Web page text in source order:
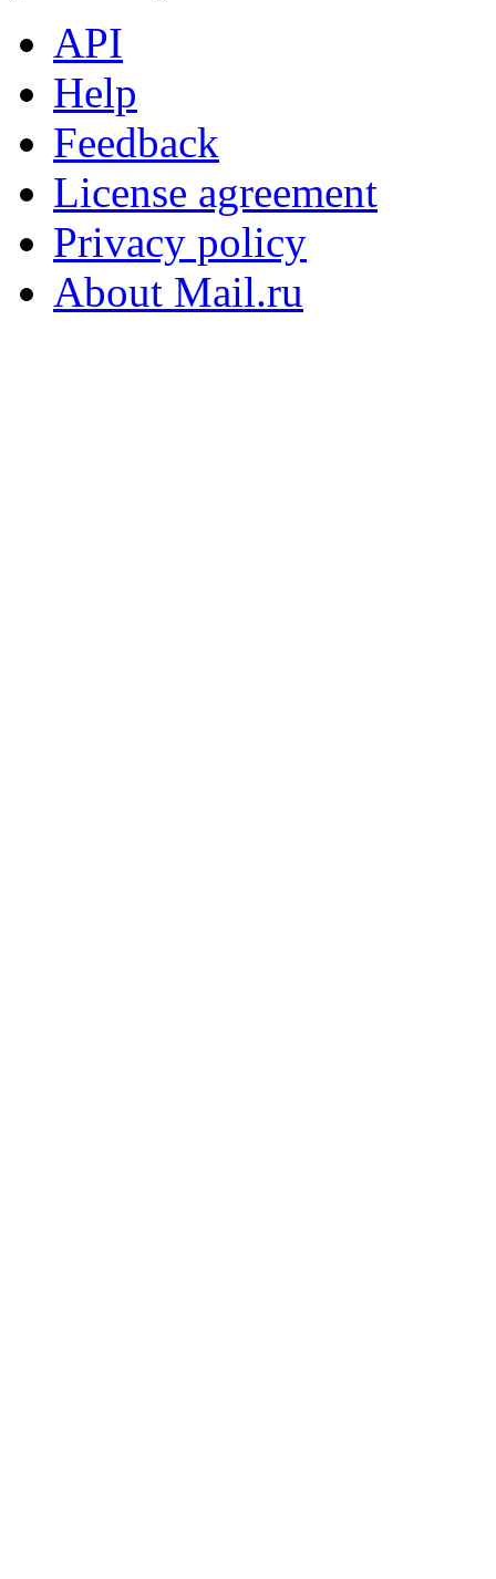
API
Help
Feedback
License agreement
Privacy policy
About Mail.ru